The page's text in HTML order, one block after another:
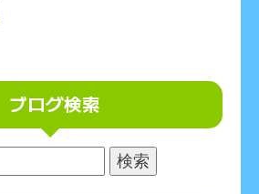
ブログ検索